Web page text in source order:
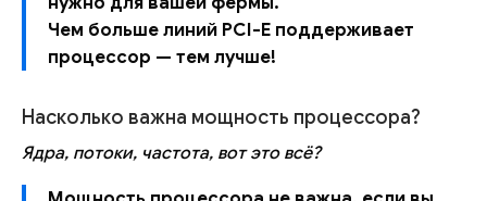
Чем больше линий PCI-E поддерживает
процессор — тем лучше!
Насколько важна мощность процессора?
Ядра, потоки, частота, вот это всё?